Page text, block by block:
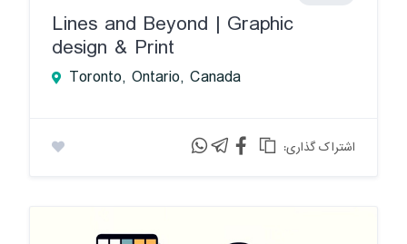
Lines and Beyond | Graphic
design & Print
Toronto, Ontario, Canada
:اشتراک گذاری